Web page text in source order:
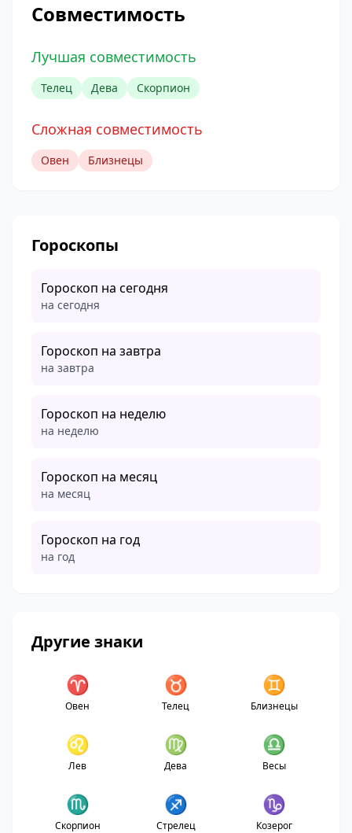
Совместимость
Лучшая совместимость
Телец Дева Скорпион
Сложная совместимость
Овен Близнецы
Гороскопы
Гороскоп на сегодня
на сегодня
Гороскоп на завтра
на завтра
Гороскоп на неделю
на неделю
Гороскоп на месяц
на месяц
Гороскоп на год
на год
Другие знаки
♈
Овен
♉
Телец
♊
Близнецы
♌
Лев
♍
Дева
♎
Весы
♏
Скорпион
♐
Стрелец
♑
Козерог